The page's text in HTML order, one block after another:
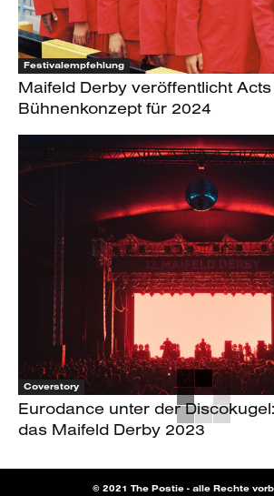
Festivalempfehlung
Maifeld Derby veröffentlicht
Bühnenkonzept für 2024
Coverstory
Eurodance unter der
das Maifeld Derby 2023
© 2021 The Postie - alle Rechte